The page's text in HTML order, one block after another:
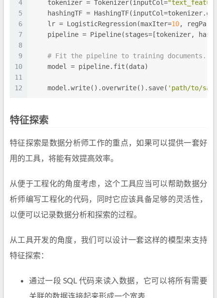
4
5
6
7
8
9
10
11
12
    tokenizer = Tokenizer(inputCol=
hashingTF =
    lr = LogisticRegression(maxIter=
10,
pipeline = Pipeline(stages=[tokenizer,
# Fit the pipeline to training documents.
    model = pipeline.fit(data)
    model.write().overwrite().save(
'path/to/
特征探索
特征探索是数据分析师工作的重点，如果可以提供一套好
用的工具，将能有效提高效率。
从便于工程化的角度考虑，这个工具应当可以帮助数据分
析师编写工程化的代码，同时它应该具备足够的灵活性，
以便可以记录数据分析和探索的过程。
从工具开发的角度，我们可以设计一套这样的模型来支持
特征探索：
通过一段 SQL 代码来读入数据，它可以将所有需要
关联的数据连接起来形成一个宽表